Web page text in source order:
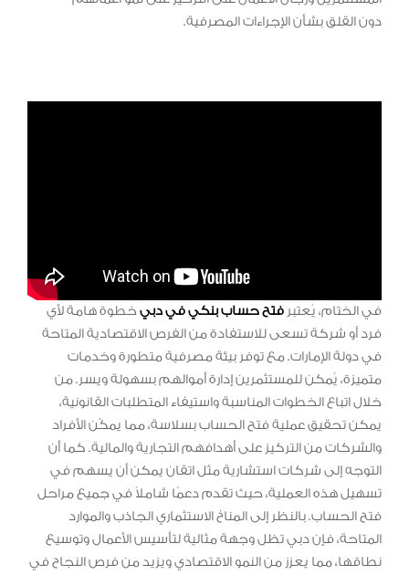
دون القلق بشأن الإجراءات المصرفية.
في الختام، يُعتبر فتح حساب بنكي في دبيخطوة هامة لأي
فرد أو شركة تسعى للاستفادة من الفرص الاقتصادية المتاحة
في دولة الإمارات. مع توفر بيئة مصرفية متطورة وخدمات
متميزة، يُمكن للمستثمرين إدارة أموالهم بسهولة ويسر. من
خلال اتباع الخطوات المناسبة واستيفاء المتطلبات القانونية،
يمكن تحقيق عملية فتح الحساب بسلاسة، مما يمكّن الأفراد
والشركات من التركيز على أهدافهم التجارية والمالية. كما أن
التوجه إلى شركات استشارية مثل اتقان يمكن أن يسهم في
تسهيل هذه العملية، حيث تقدم دعمًا شاملاً في جميع مراحل
فتح الحساب. بالنظر إلى المناخ الاستثماري الجاذب والموارد
المتاحة، فإن دبي تظل وجهة مثالية لتأسيس الأعمال وتوسيع
نطاقها، مما يعزز من النمو الاقتصادي ويزيد من فرص النجاح في